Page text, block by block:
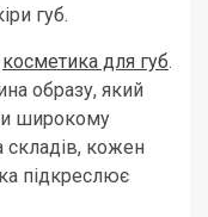
губ.
косметика для губ.
образу, який
широкому
складів, кожен
підкреслює